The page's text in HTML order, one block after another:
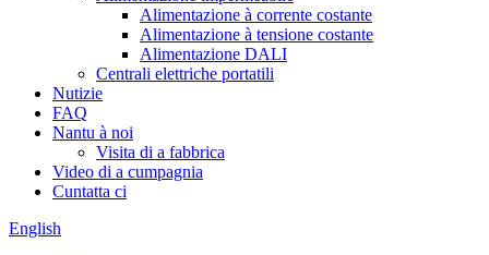
Alimentazione à corrente costante
Alimentazione à tensione costante
Alimentazione DALI
Centrali elettriche portatili
Nutizie
FAQ
Nantu à noi
Visita di a fabbrica
Video di a cumpagnia
Cuntatta ci
English